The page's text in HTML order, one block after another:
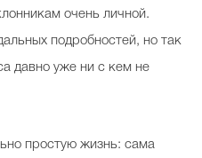
очень личной.
подробностей, но так
давно уже ни с кем не
простую жизнь: сама